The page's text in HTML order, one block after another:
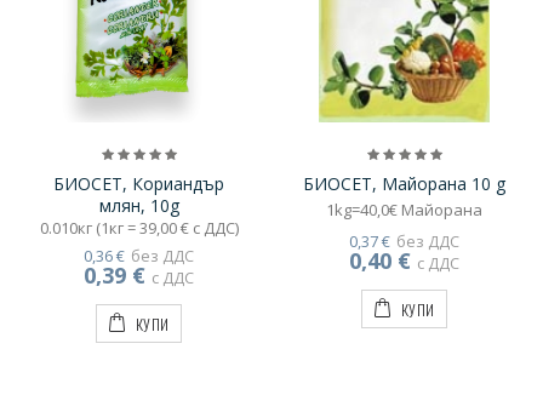
БИОСЕТ, Кориандър
млян, 10g
0.010кг (1кг = 39,00 € с ДДС)
без ДДС
0,36 €
с ДДС
0,39 €
КУПИ
БИОСЕТ, Майорана 10 g
1kg=40,0€ Майорана
без ДДС
0,37 €
с ДДС
0,40 €
КУПИ